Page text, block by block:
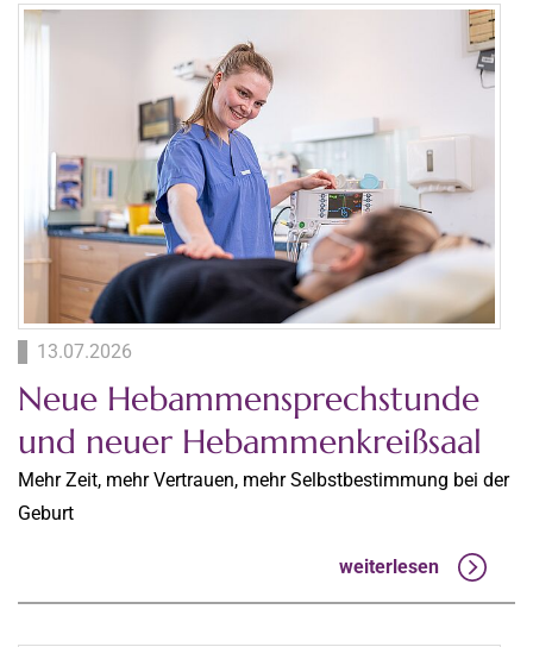
13.07.2026
Neue Hebammensprechstunde
und neuer Hebammenkreißsaal
Mehr Zeit, mehr Vertrauen, mehr Selbstbestimmung bei der
Geburt
weiterlesen